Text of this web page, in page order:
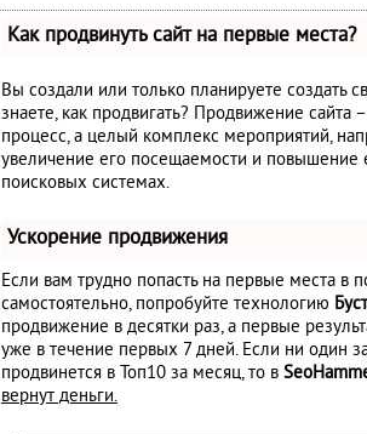
Как продвинуть сайт на первые места?
Вы создали или только планируете создать
знаете, как продвигать? Продвижение сайта
процесс, а целый комплекс мероприятий,
увеличение его посещаемости и повышение
поисковых системах.
Ускорение продвижения
Если вам трудно попасть на первые места в
самостоятельно, попробуйте технологию Буст
продвижение в десятки раз, а первые
уже в течение первых 7 дней. Если ни один
продвинется в Топ10 за месяц, то в
вернут деньги.